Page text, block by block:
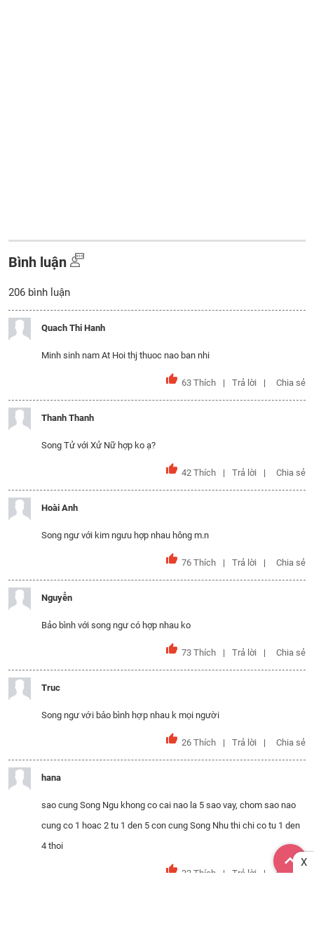
Bình luận
206 bình luận
Quach Thi Hanh
Minh sinh nam At Hoi thj thuoc nao ban nhi
63 Thích Trả lời Chia sẻ
Thanh Thanh
Song Tử với Xử Nữ hợp ko ạ?
42 Thích Trả lời Chia sẻ
Hoài Anh
Song ngư với kim ngưu hợp nhau hông m.n
76 Thích Trả lời Chia sẻ
Nguyễn
Bảo bình với song ngư có hợp nhau ko
73 Thích Trả lời Chia sẻ
Truc
Song ngư với bảo bình hợp nhau k mọi người
26 Thích Trả lời Chia sẻ
hana
sao cung Song Ngu khong co cai nao la 5 sao vay, chom sao nao
cung co 1 hoac 2 tu 1 den 5 con cung Song Nhu thi chi co tu 1 den
4 thoi
33 Thích Trả lời Chia sẻ
X